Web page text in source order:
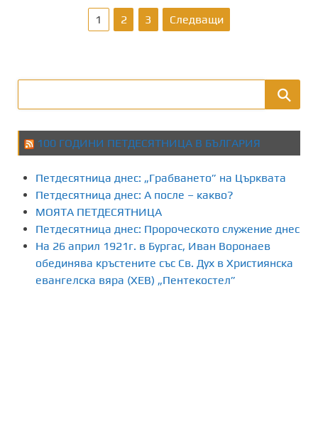
з
д
е
я
н
е
1 2 3 Следващи
100 ГОДИНИ ПЕТДЕСЯТНИЦА В БЪЛГАРИЯ
Петдесятница днес: „Грабването” на Църквата
Петдесятница днес: А после – какво?
МОЯТА ПЕТДЕСЯТНИЦА
Петдесятница днес: Пророческото служение днес
На 26 април 1921г. в Бургас, Иван Воронаев
обединява кръстените със Св. Дух в Християнска
евангелска вяра (ХЕВ) „Пентекостел”